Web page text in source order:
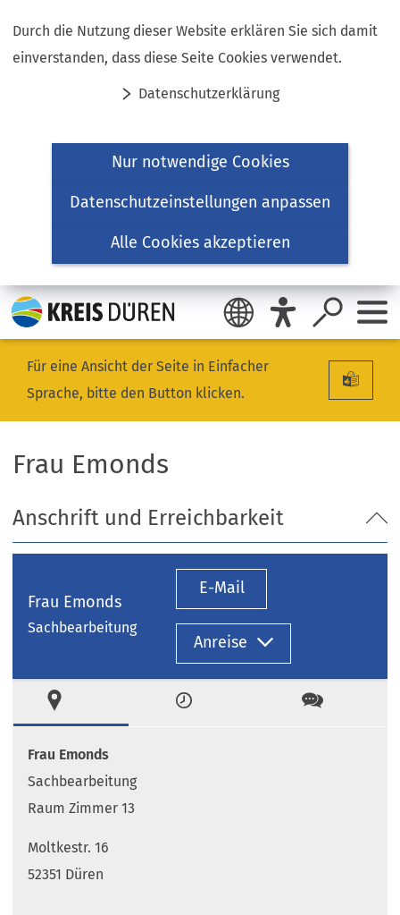
Durch die Nutzung dieser Website erklären Sie sich damit
einverstanden, dass diese Seite Cookies verwendet.
Datenschutzerklärung
Nur notwendige Cookies
Datenschutzeinstellungen anpassen
Alle Cookies akzeptieren
Inhalt anspringen
Für eine Ansicht der Seite in Einfacher
Sprache, bitte den Button klicken.
Frau Emonds
Anschrift und Erreichbarkeit
Frau Emonds
Sachbearbeitung
E-Mail
Anreise
Zeiten Kontakt
Frau Emonds
Sachbearbeitung
Raum Zimmer 13
Moltkestr. 16
52351 Düren